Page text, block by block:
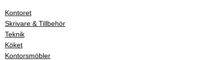
Kontoret
Skrivare & Tillbehör
Teknik
Köket
Kontorsmöbler